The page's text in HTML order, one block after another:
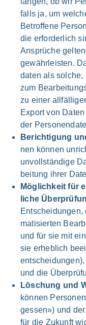
falls ja, um
Betrof­fe­ne
die erforder­lich
Ansprü­che
gewähr­leisten.
daten als sol­che,
zum
zu einer
Export von
der
Berich­ti­gung
nen kön­nen
unvoll­ständige
beitung ihrer
Mög­lich­keit für
liche
matisierten
und für sie mit
sie erheb­lich
und die
Löschung und
kön­nen
gessen») und
für die Zukunft